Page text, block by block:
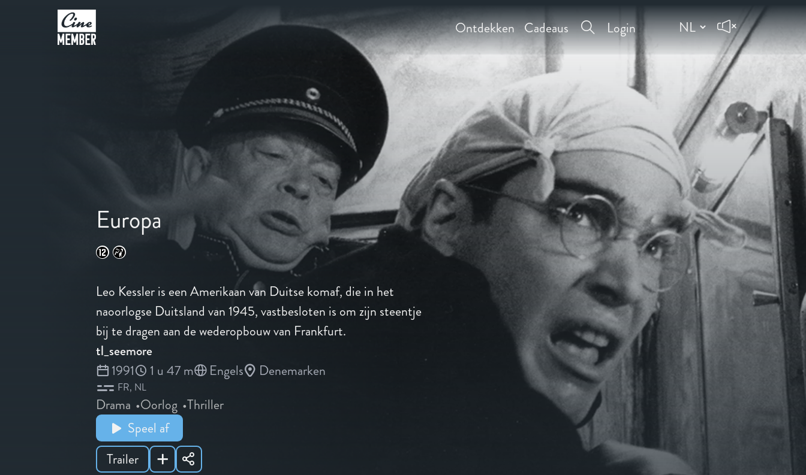
Ontdekken Cadeaus Login
Europa
Leo Kessler is een Amerikaan van Duitse komaf, die in het
naoorlogse Duitsland van 1945, vastbesloten is om zijn steentje
bij te dragen aan de wederopbouw van Frankfurt.
tl_seemore
1991
1 u 47 m Engels Denemarken
FR NL
Drama Oorlog Thriller
Speel af
Trailer